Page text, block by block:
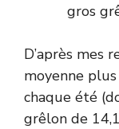
gros
D’après mes
moyenne
chaque été
grêlon de